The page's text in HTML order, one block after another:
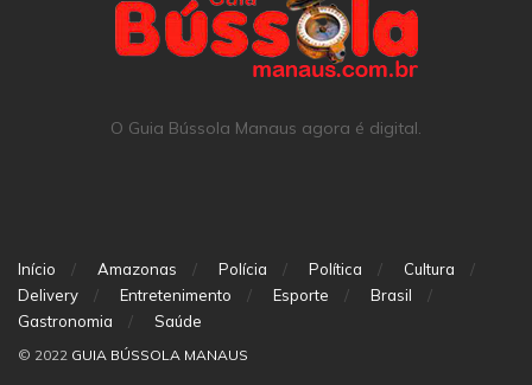
O Guia Bússola Manaus agora é digital.
Início Amazonas Polícia Política
Cultura
Delivery
Entretenimento Esporte
Brasil
Gastronomia
Saúde
© 2022 GUIA BÚSSOLA MANAUS